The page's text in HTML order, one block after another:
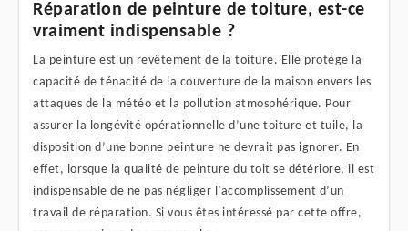
Réparation de peinture de toiture, est-ce
vraiment indispensable ?
La peinture est un revêtement de la toiture. Elle protège la
capacité de ténacité de la couverture de la maison envers les
attaques de la météo et la pollution atmosphérique. Pour
assurer la longévité opérationnelle d’une toiture et tuile, la
disposition d’une bonne peinture ne devrait pas ignorer. En
effet, lorsque la qualité de peinture du toit se détériore, il est
indispensable de ne pas négliger l’accomplissement d’un
travail de réparation. Si vous êtes intéressé par cette offre,